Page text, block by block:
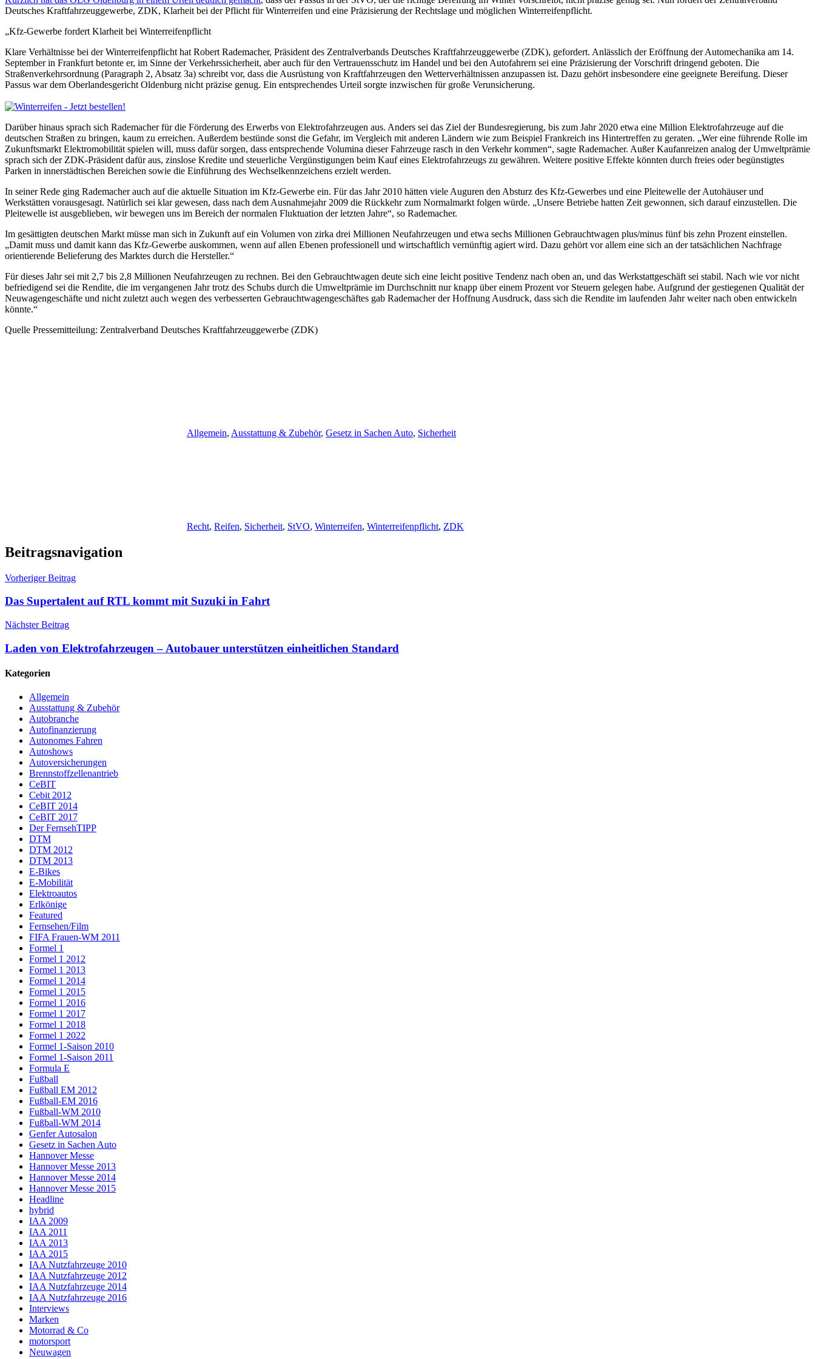
Deutsches Kraftfahrzeuggewerbe, ZDK, Klarheit bei der Pflicht für Winterreifen und eine Präzisierung der Rechtslage und möglichen Winterreifenpflicht.
„Kfz-Gewerbe fordert Klarheit bei Winterreifenpflicht
Klare Verhältnisse bei der Winterreifenpflicht hat Robert Rademacher, Präsident des Zentralverbands Deutsches Kraftfahrzeuggewerbe (ZDK), gefordert. Anlässlich der Eröffnung der Automechanika am 14.
September in Frankfurt betonte er, im Sinne der Verkehrssicherheit, aber auch für den Vertrauensschutz im Handel und bei den Autofahrern sei eine Präzisierung der Vorschrift dringend geboten. Die
Straßenverkehrsordnung (Paragraph 2, Absatz 3a) schreibt vor, dass die Ausrüstung von Kraftfahrzeugen den Wetterverhältnissen anzupassen ist. Dazu gehört insbesondere eine geeignete Bereifung. Dieser
Passus war dem Oberlandesgericht Oldenburg nicht präzise genug. Ein entsprechendes Urteil sorgte inzwischen für große Verunsicherung.
Darüber hinaus sprach sich Rademacher für die Förderung des Erwerbs von Elektrofahrzeugen aus. Anders sei das Ziel der Bundesregierung, bis zum Jahr 2020 etwa eine Million Elektrofahrzeuge auf die
deutschen Straßen zu bringen, kaum zu erreichen. Außerdem bestünde sonst die Gefahr, im Vergleich mit anderen Ländern wie zum Beispiel Frankreich ins Hintertreffen zu geraten. „Wer eine führende Rolle im
Zukunftsmarkt Elektromobilität spielen will, muss dafür sorgen, dass entsprechende Volumina dieser Fahrzeuge rasch in den Verkehr kommen“, sagte Rademacher. Außer Kaufanreizen analog der Umweltprämie
sprach sich der ZDK-Präsident dafür aus, zinslose Kredite und steuerliche Vergünstigungen beim Kauf eines Elektrofahrzeugs zu gewähren. Weitere positive Effekte könnten durch freies oder begünstigtes
Parken in innerstädtischen Bereichen sowie die Einführung des Wechselkennzeichens erzielt werden.
In seiner Rede ging Rademacher auch auf die aktuelle Situation im Kfz-Gewerbe ein. Für das Jahr 2010 hätten viele Auguren den Absturz des Kfz-Gewerbes und eine Pleitewelle der Autohäuser und
Werkstätten vorausgesagt. Natürlich sei klar gewesen, dass nach dem Ausnahmejahr 2009 die Rückkehr zum Normalmarkt folgen würde. „Unsere Betriebe hatten Zeit gewonnen, sich darauf einzustellen. Die
Pleitewelle ist ausgeblieben, wir bewegen uns im Bereich der normalen Fluktuation der letzten Jahre“, so Rademacher.
Im gesättigten deutschen Markt müsse man sich in Zukunft auf ein Volumen von zirka drei Millionen Neufahrzeugen und etwa sechs Millionen Gebrauchtwagen plus/minus fünf bis zehn Prozent einstellen.
„Damit muss und damit kann das Kfz-Gewerbe auskommen, wenn auf allen Ebenen professionell und wirtschaftlich vernünftig agiert wird. Dazu gehört vor allem eine sich an der tatsächlichen Nachfrage
orientierende Belieferung des Marktes durch die Hersteller.“
Für dieses Jahr sei mit 2,7 bis 2,8 Millionen Neufahrzeugen zu rechnen. Bei den Gebrauchtwagen deute sich eine leicht positive Tendenz nach oben an, und das Werkstattgeschäft sei stabil. Nach wie vor nicht
befriedigend sei die Rendite, die im vergangenen Jahr trotz des Schubs durch die Umweltprämie im Durchschnitt nur knapp über einem Prozent vor Steuern gelegen habe. Aufgrund der gestiegenen Qualität der
Neuwagengeschäfte und nicht zuletzt auch wegen des verbesserten Gebrauchtwagengeschäftes gab Rademacher der Hoffnung Ausdruck, dass sich die Rendite im laufenden Jahr weiter nach oben entwickeln
könnte.“
Quelle Pressemitteilung: Zentralverband Deutsches Kraftfahrzeuggewerbe (ZDK)
Allgemein, Ausstattung & Zubehör, Gesetz in Sachen Auto, Sicherheit
Recht, Reifen, Sicherheit, StVO, Winterreifen, Winterreifenpflicht, ZDK
Beitragsnavigation
Vorheriger Beitrag
Das Supertalent auf RTL kommt mit Suzuki in Fahrt
Nächster Beitrag
Laden von Elektrofahrzeugen – Autobauer unterstützen einheitlichen Standard
Kategorien
Allgemein
Ausstattung & Zubehör
Autobranche
Autofinanzierung
Autonomes Fahren
Autoshows
Autoversicherungen
Brennstoffzellenantrieb
CeBIT
Cebit 2012
CeBIT 2014
CeBIT 2017
Der FernsehTIPP
DTM
DTM 2012
DTM 2013
E-Bikes
E-Mobilität
Elektroautos
Erlkönige
Featured
Fernsehen/Film
FIFA Frauen-WM 2011
Formel 1
Formel 1 2012
Formel 1 2013
Formel 1 2014
Formel 1 2015
Formel 1 2016
Formel 1 2017
Formel 1 2018
Formel 1 2022
Formel 1-Saison 2010
Formel 1-Saison 2011
Formula E
Fußball
Fußball EM 2012
Fußball-EM 2016
Fußball-WM 2010
Fußball-WM 2014
Genfer Autosalon
Gesetz in Sachen Auto
Hannover Messe
Hannover Messe 2013
Hannover Messe 2014
Hannover Messe 2015
Headline
hybrid
IAA 2009
IAA 2011
IAA 2013
IAA 2015
IAA Nutzfahrzeuge 2010
IAA Nutzfahrzeuge 2012
IAA Nutzfahrzeuge 2014
IAA Nutzfahrzeuge 2016
Interviews
Marken
Motorrad & Co
motorsport
Neuwagen